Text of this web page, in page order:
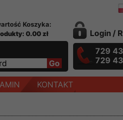
Koszyka:
0.00 zł
Login /
729
729
KONTAKT